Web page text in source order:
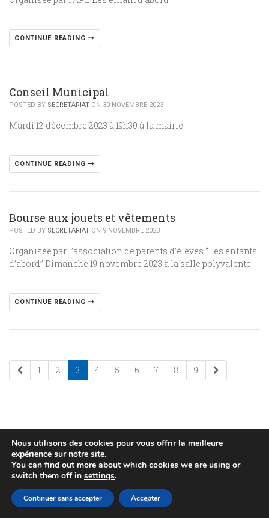
CONTINUE READING
Conseil Municipal
POSTED BY SECRETARIAT ON 30 NOVEMBRE 2023
Mardi 12 décembre 2023 à 19h30 à la mairie.
CONTINUE READING
Bourse aux jouets et vêtements
POSTED BY SECRETARIAT ON 9 NOVEMBRE 2023
Organisée par l’association de parents d’élèves “Les enfants
d’abord” Dimanche 19 novembre 2023 à la salle polyvalente
CONTINUE READING
1 2 3 4 5 6 7 8 9
(c) 2015 Mairie de Huttendorf
POLITIQUE DE CONFIDENTIALITÉ
PLAN DU SITE
MENTIONS LÉGALES
RÉALISÉ PAR WEB67
Nous utilisons des cookies pour vous offrir la meilleure
expérience sur notre site.
You can find out more about which cookies we are using or
switch them off in settings.
Accepter
Continuer sans accepter